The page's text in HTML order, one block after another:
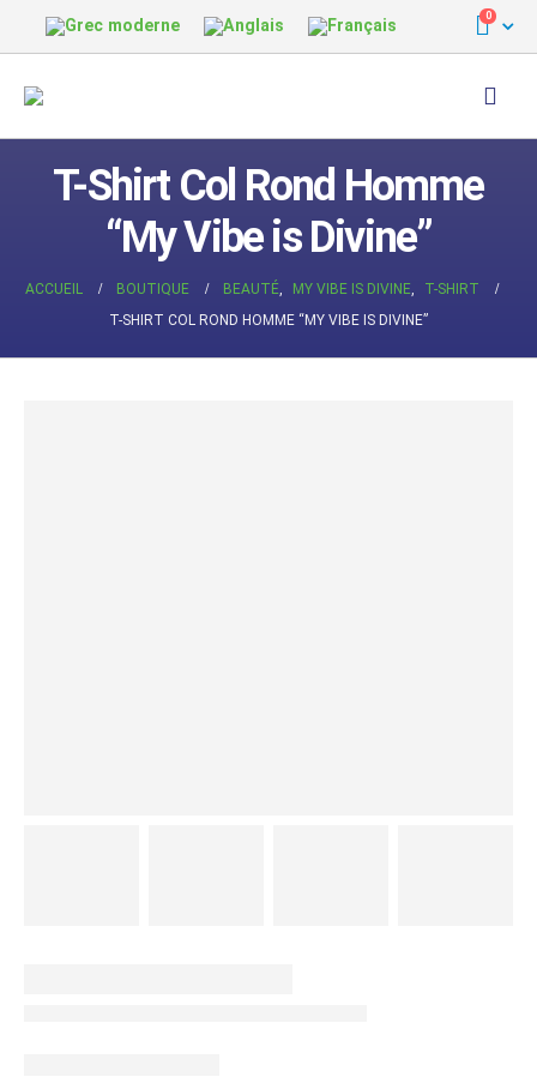
0
T-Shirt Col Rond Homme
“My Vibe is Divine”
ACCUEIL BOUTIQUE BEAUTÉ, MY VIBE IS DIVINE,
T-SHIRT
T-SHIRT COL ROND HOMME “MY VIBE IS DIVINE”